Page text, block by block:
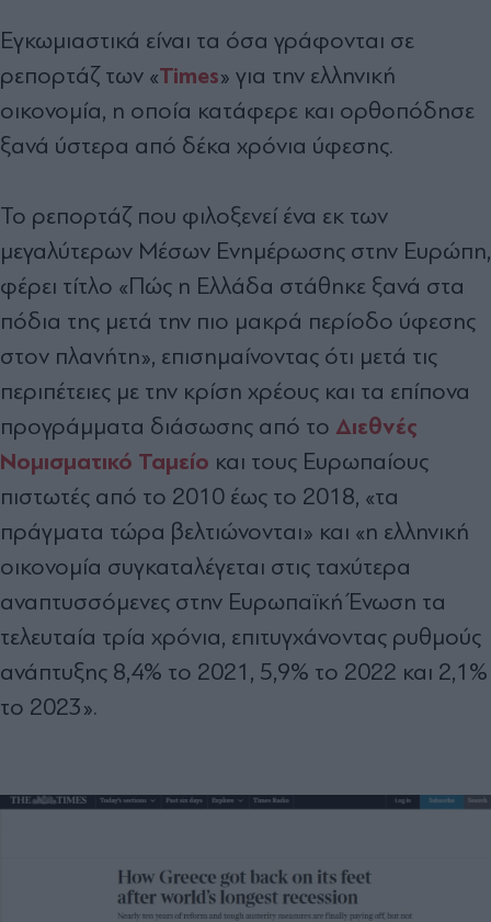
Εγκωμιαστικά είναι τα όσα γράφονται σε
ρεπορτάζ των «Times» για την ελληνική
οικονομία, η οποία κατάφερε και ορθοπόδησε
ξανά ύστερα από δέκα χρόνια ύφεσης.
Το ρεπορτάζ που φιλοξενεί ένα εκ των
μεγαλύτερων Μέσων Ενημέρωσης στην Ευρώπη,
φέρει τίτλο «Πώς η Ελλάδα στάθηκε ξανά στα
πόδια της μετά την πιο μακρά περίοδο ύφεσης
στον πλανήτη», επισημαίνοντας ότι μετά τις
περιπέτειες με την κρίση χρέους και τα επίπονα
προγράμματα διάσωσης από το Διεθνές
Νομισματικό Ταμείο και τους Ευρωπαίους
πιστωτές από το 2010 έως το 2018, «τα
πράγματα τώρα βελτιώνονται» και «η ελληνική
οικονομία συγκαταλέγεται στις ταχύτερα
αναπτυσσόμενες στην Ευρωπαϊκή Ένωση τα
τελευταία τρία χρόνια, επιτυγχάνοντας ρυθμούς
ανάπτυξης 8,4% το 2021, 5,9% το 2022 και 2,1%
το 2023».